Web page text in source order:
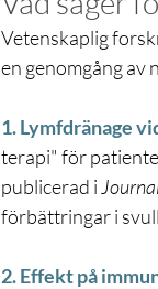
Vetenskaplig
en genomgång av
1. Lymfdränage
terapi" för
publicerad i
förbättringar i
2. Effekt på